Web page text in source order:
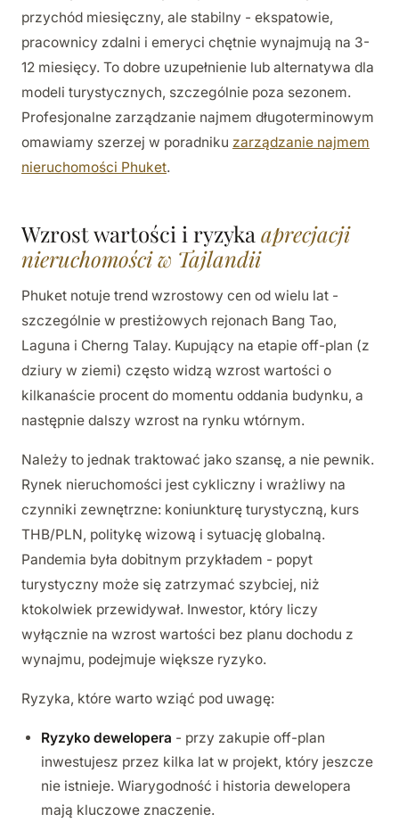
przychód miesięczny, ale stabilny - ekspatowie,
pracownicy zdalni i emeryci chętnie wynajmują na 3-
12 miesięcy. To dobre uzupełnienie lub alternatywa dla
modeli turystycznych, szczególnie poza sezonem.
Profesjonalne zarządzanie najmem długoterminowym
omawiamy szerzej w poradniku zarządzanie najmem
nieruchomości Phuket.
Wzrost wartości i ryzyka aprecjacji
nieruchomości w Tajlandii
Phuket notuje trend wzrostowy cen od wielu lat -
szczególnie w prestiżowych rejonach Bang Tao,
Laguna i Cherng Talay. Kupujący na etapie off-plan (z
dziury w ziemi) często widzą wzrost wartości o
kilkanaście procent do momentu oddania budynku, a
następnie dalszy wzrost na rynku wtórnym.
Należy to jednak traktować jako szansę, a nie pewnik.
Rynek nieruchomości jest cykliczny i wrażliwy na
czynniki zewnętrzne: koniunkturę turystyczną, kurs
THB/PLN, politykę wizową i sytuację globalną.
Pandemia była dobitnym przykładem - popyt
turystyczny może się zatrzymać szybciej, niż
ktokolwiek przewidywał. Inwestor, który liczy
wyłącznie na wzrost wartości bez planu dochodu z
wynajmu, podejmuje większe ryzyko.
Ryzyka, które warto wziąć pod uwagę:
Ryzyko dewelopera - przy zakupie off-plan
inwestujesz przez kilka lat w projekt, który jeszcze
nie istnieje. Wiarygodność i historia dewelopera
mają kluczowe znaczenie.